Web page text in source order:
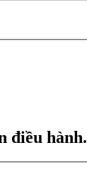
điều hành.